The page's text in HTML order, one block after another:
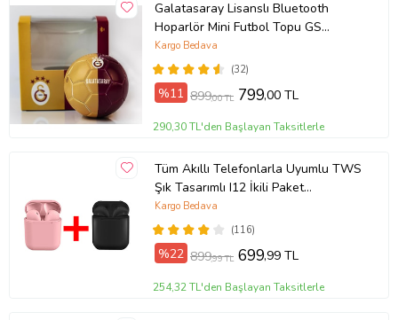
Galatasaray Lisanslı Bluetooth
Hoparlör Mini Futbol Topu GS
Cimbom Goal DOPPLER
(32)
Kargo Bedava
%11 899,00 TL 799,00 TL
290,30 TL'den Başlayan Taksitlerle
Tüm Akıllı Telefonlarla Uyumlu TWS
Şık Tasarımlı I12 İkili Paket
Bluetooth Kulaklık (Siyah-Pembe)
(116)
Kargo Bedava
%22 899,99 TL 699,99 TL
254,32 TL'den Başlayan Taksitlerle